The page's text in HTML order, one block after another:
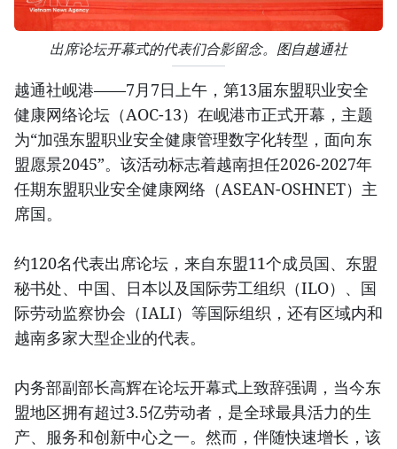
出席论坛开幕式的代表们合影留念。图自越通社
越通社岘港——7月7日上午，第13届东盟职业安全
健康网络论坛（AOC-13）在岘港市正式开幕，主题
为“加强东盟职业安全健康管理数字化转型，面向东
盟愿景2045”。该活动标志着越南担任2026-2027年
任期东盟职业安全健康网络（ASEAN-OSHNET）主
席国。
约120名代表出席论坛，来自东盟11个成员国、东盟
秘书处、中国、日本以及国际劳工组织（ILO）、国
际劳动监察协会（IALI）等国际组织，还有区域内和
越南多家大型企业的代表。
内务部副部长高辉在论坛开幕式上致辞强调，当今东
盟地区拥有超过3.5亿劳动者，是全球最具活力的生
产、服务和创新中心之一。然而，伴随快速增长，该